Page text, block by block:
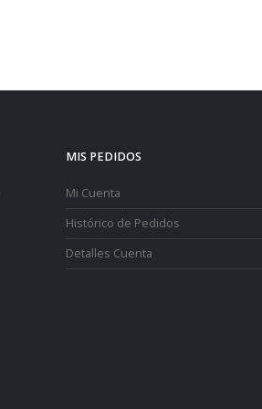
MIS PEDIDOS
Mi Cuenta
Histórico de Pedidos
Detalles Cuenta